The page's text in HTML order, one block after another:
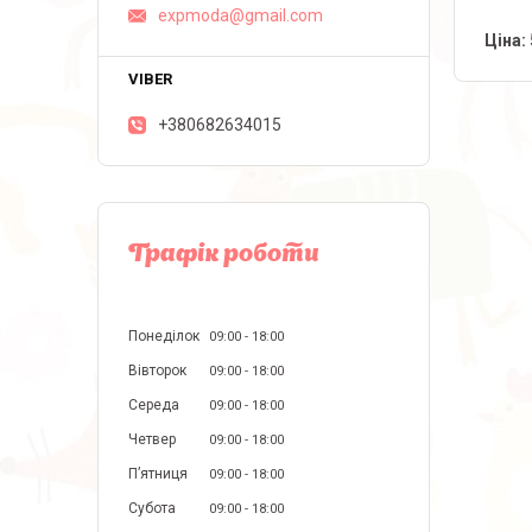
Ціна:
expmoda@gmail.com
+380682634015
Графік роботи
Понеділок 09:00 18:00
Вівторок 09:00 18:00
Середа 09:00 18:00
Четвер 09:00 18:00
Пʼятниця 09:00 18:00
Субота 09:00 18:00